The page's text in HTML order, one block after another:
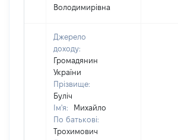
Володимирівна
Джерело
доходу:
Громадянин
України
Прізвище:
Буліч
Ім'я:
Михайло
По батькові:
Трохимович